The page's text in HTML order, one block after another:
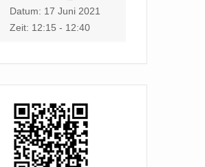
Datum: 17 Juni 2021
Zeit: 12:15 - 12:40